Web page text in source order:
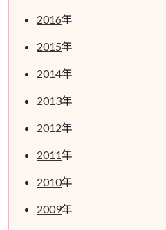
2016年
2015年
2014年
2013年
2012年
2011年
2010年
2009年